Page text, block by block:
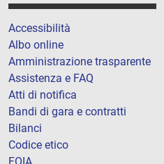
Accessibilità
Albo online
Amministrazione trasparente
Assistenza e FAQ
Atti di notifica
Bandi di gara e contratti
Bilanci
Codice etico
FOIA